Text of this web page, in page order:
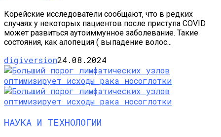
Корейские исследователи сообщают, что в редких
случаях у некоторых пациентов после приступа COVID
может развиться аутоиммунное заболевание. Такие
состояния, как алопеция ( выпадение волос...
digiversion24.08.2024
НАУКА И ТЕХНОЛОГИИ